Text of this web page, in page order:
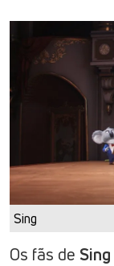
Sing
Os fãs de Sing